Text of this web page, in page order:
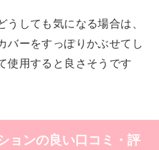
しても気になる場合は、
バーをすっぽりかぶせてし
使用すると良さそうです
ョンの良い口コミ・評